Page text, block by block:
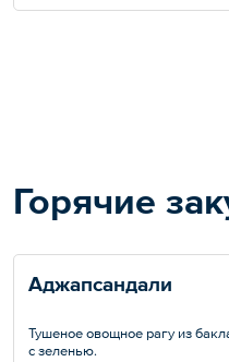
Горячие
Аджапсандали
Тушеное овощное рагу из
с зеленью.